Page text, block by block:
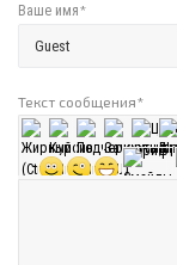
Ваше имя*
Текст сообщения*